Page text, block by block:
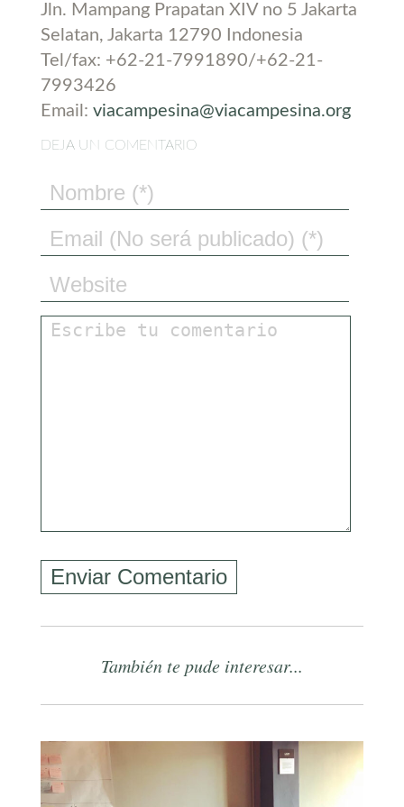
Jln. Mampang Prapatan XIV no 5 Jakarta
Selatan, Jakarta 12790 Indonesia
Tel/fax: +62-21-7991890/+62-21-
7993426
Email: viacampesina@viacampesina.org
DEJA UN COMENTARIO
También te pude interesar...